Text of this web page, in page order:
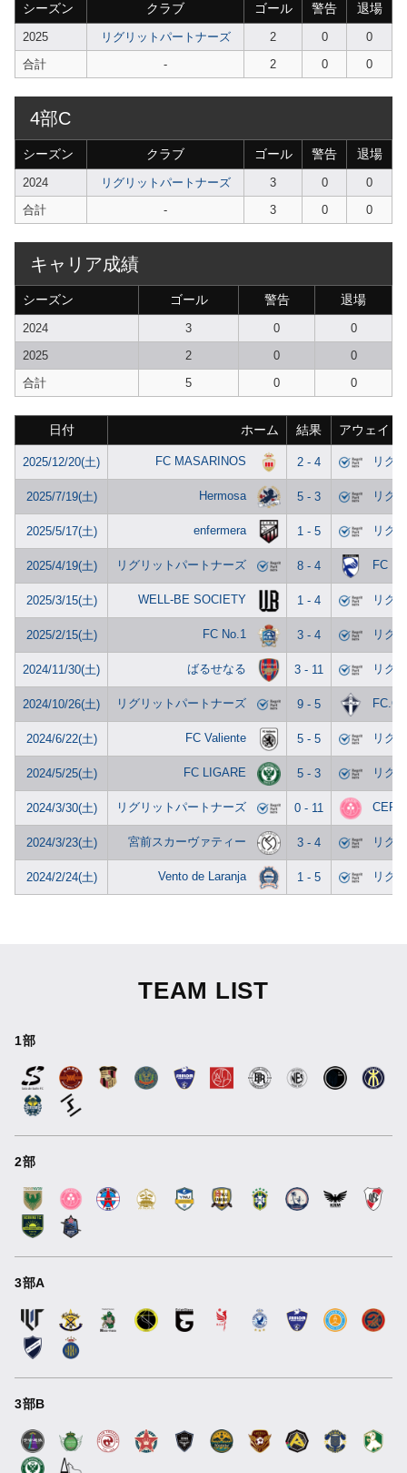
シーズン クラブ ゴール 警告 退場
2025 リグリットパートナーズ 2 0
0
合計
- 2 0 0
4部C
シーズン クラブ ゴール 警告 退場
2024 リグリットパートナーズ 3 0
0
合計
- 3 0 0
キャリア成績
シーズン ゴール 警告 退場
2024 3 0
0
2025
2 0
0
合計
5 0 0
日付 ホーム 結果 アウェイ
2025/12/20(土) FC MASARINOS 2 - 4 リグ
2025/7/19(土) Hermosa 5 - 3 リグ
2025/5/17(土) enfermera 1 - 5 リグ
2025/4/19(土) リグリットパートナーズ 8 - 4 FC
2025/3/15(土) WELL-BE SOCIETY 1 - 4 リグ
2025/2/15(土) FC No.1 3 - 4 リグ
2024/11/30(土) ばるせなる 3 - 11 リグ
2024/10/26(土) リグリットパートナーズ 9 - 5
2024/6/22(土) FC Valiente 5 - 5 リグ
2024/5/25(土) FC LIGARE 5 - 3 リグ
2024/3/30(土) リグリットパートナーズ 0 - 11
2024/3/23(土) 宮前スカーヴァティー 3 - 4 リグ
2024/2/24(土) Vento de Laranja 1 - 5 リグ
TEAM LIST
1部
2部
3部A
3部B